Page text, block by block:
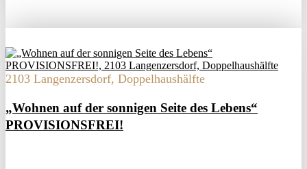
2103 Langenzersdorf, Doppelhaushälfte
„Wohnen auf der sonnigen Seite des Lebens“
PROVISIONSFREI!